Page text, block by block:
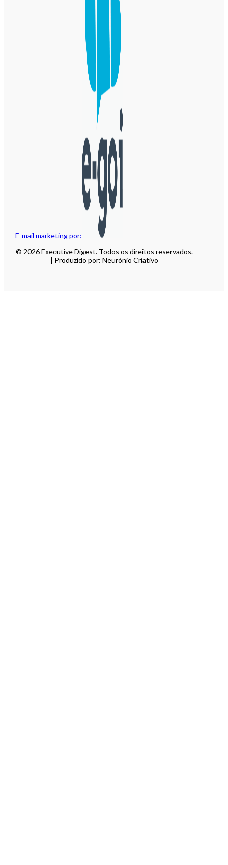
E-mail marketing por:
© 2026 Executive Digest. Todos os direitos reservados.
| Produzido por: Neurónio Criativo